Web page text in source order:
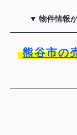
▼ 物件情報
熊谷市の